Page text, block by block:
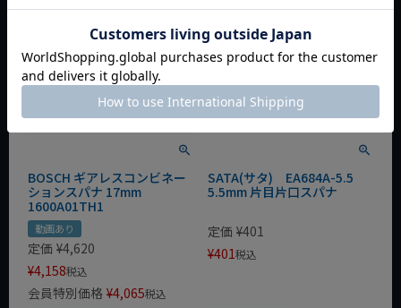
BOSCH ギアレスコンビネー
ションスパナ 17mm
1600A01TH1
動画あり
定価 ¥4,620
¥4,158税込
会員特別価格 ¥4,065税込
SATA(サタ) EA684A-5.5
5.5mm 片目片口スパナ
定価 ¥401
¥401税込